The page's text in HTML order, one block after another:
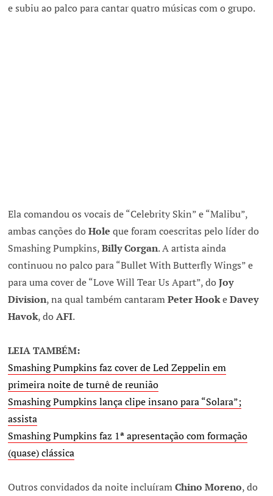
e subiu ao palco para cantar quatro músicas com o grupo.
Ela comandou os vocais de “Celebrity Skin” e “Malibu”,
ambas canções doHole que foram coescritas pelo líder do
Smashing Pumpkins,Billy Corgan. A artista ainda
continuou no palco para “Bullet With Butterfly Wings” e
para uma cover de “Love Will Tear Us Apart”, doJoy
Division, na qual também cantaramPeter HookeDavey
Havok, doAFI.
LEIA TAMBÉM:
Smashing Pumpkins faz cover de Led Zeppelin em
primeira noite de turnê de reunião
Smashing Pumpkins lança clipe insano para “Solara”;
assista
Smashing Pumpkins faz 1ª apresentação com formação
(quase) clássica
Outros convidados da noite incluíramChino Moreno, do